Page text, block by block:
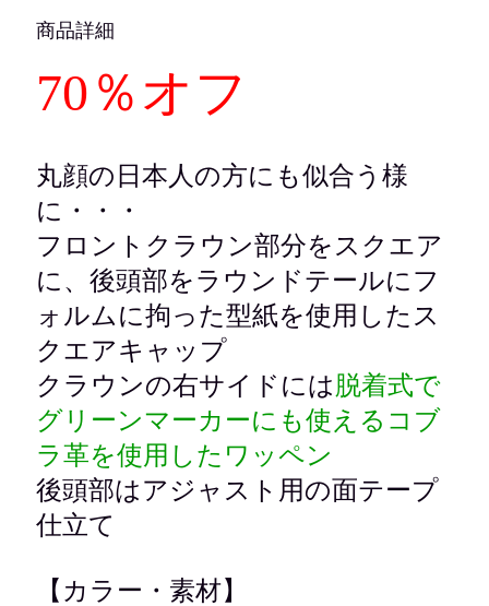
商品詳細
70％オフ
丸顔の日本人の方にも似合う様
に・・・
フロントクラウン部分をスクエア
に、後頭部をラウンドテールにフ
ォルムに拘った型紙を使用したス
クエアキャップ
クラウンの右サイドには脱着式で
グリーンマーカーにも使えるコブ
ラ革を使用したワッペン
後頭部はアジャスト用の面テープ
仕立て
【カラー・素材】